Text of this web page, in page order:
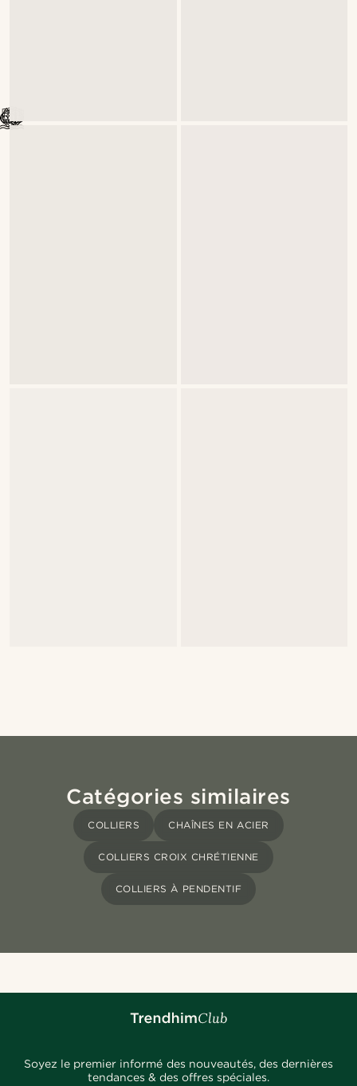
Catégories similaires
COLLIERS CHAÎNES EN ACIER
COLLIERS CROIX CHRÉTIENNE
COLLIERS À PENDENTIF
Soyez le premier informé des nouveautés, des dernières
tendances & des offres spéciales.